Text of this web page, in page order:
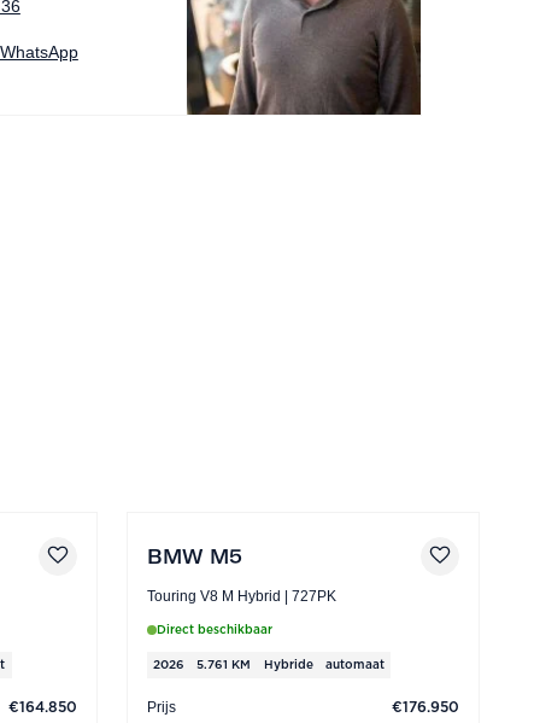
€164.850
BMW M5
Touring V8 M Hybrid | 727PK
Direct beschikbaar
2026 5.761 KM Hybride automaat
Prijs €176.950